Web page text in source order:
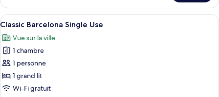
le
type
de
Classic
Barcelona
Afficher
toutes
les
photos
pour
ce
type
Une chambre d’hôtel avec deux lits,
6
Classic Barcelona Single Use
Vue sur la ville
1 chambre
1 personne
1 grand lit
Wi-Fi gratuit